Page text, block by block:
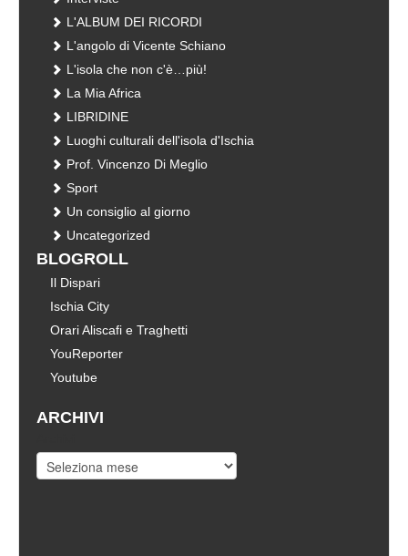
L'ALBUM DEI RICORDI
L'angolo di Vicente Schiano
L'isola che non c'è…più!
La Mia Africa
LIBRIDINE
Luoghi culturali dell'isola d'Ischia
Prof. Vincenzo Di Meglio
Sport
Un consiglio al giorno
Uncategorized
BLOGROLL
Il Dispari
Ischia City
Orari Aliscafi e Traghetti
YouReporter
Youtube
ARCHIVI